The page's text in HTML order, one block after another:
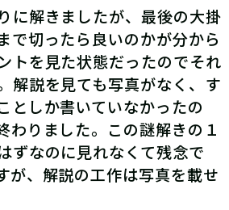
に解きましたが、最後の大掛
で切ったら良いのかが分から
トを見た状態だったのでそれ
解説を見ても写真がなく、す
としか書いていなかったの
わりました。この謎解きの１
ずなのに見れなくて残念で
が、解説の工作は写真を載せ